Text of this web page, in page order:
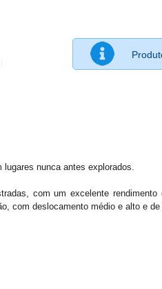
nunca antes explorados.
com um excelente
com deslocamento médio e alto e